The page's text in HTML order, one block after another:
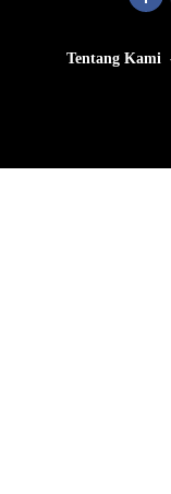
Tentang Kami